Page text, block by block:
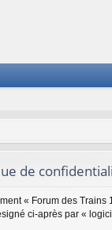
de
« Forum des
ci-après par «